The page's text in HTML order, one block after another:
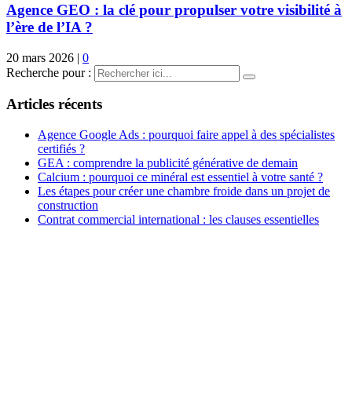
Agence GEO : la clé pour propulser votre visibilité à
l’ère de l’IA ?
20 mars 2026 | 0
Recherche pour :
Articles récents
Agence Google Ads : pourquoi faire appel à des spécialistes
certifiés ?
GEA : comprendre la publicité générative de demain
Calcium : pourquoi ce minéral est essentiel à votre santé ?
Les étapes pour créer une chambre froide dans un projet de
construction
Contrat commercial international : les clauses essentielles